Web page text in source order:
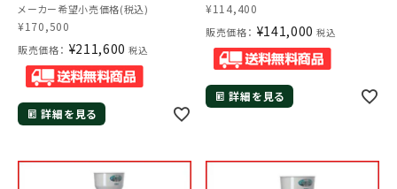
メーカー希望小売価格(税込)
¥170,500
販売価格： ¥211,600 税込
詳細を見る
¥114,400
販売価格： ¥141,000 税込
詳細を見る